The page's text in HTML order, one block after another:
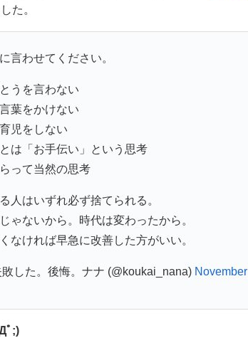
た。
言わせてください。
うを言わない
葉をかけない
児をしない
とは「お手伝い」という思考
って当然の思考
人はいずれ必ず捨てられる。
ゃないから。時代は変わったから。
なければ早急に改善した方がいい。
した。後悔。ナナ (@koukai_nana)
ﾟ;)